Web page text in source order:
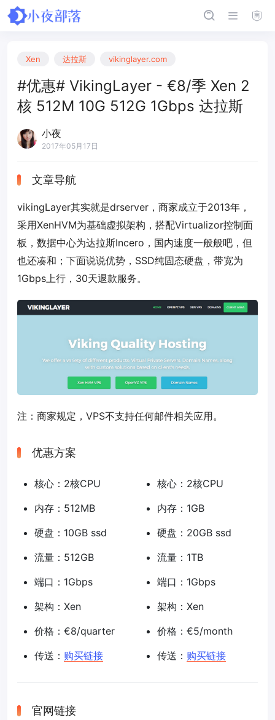
Xen 达拉斯 vikinglayer.com
#优惠# VikingLayer - €8/季 Xen 2
核 512M 10G 512G 1Gbps 达拉斯
小夜
2017年05月17日
文章导航
vikingLayer其实就是drserver，商家成立于2013年，
采用XenHVM为基础虚拟架构，搭配Virtualizor控制面
板，数据中心为达拉斯Incero，国内速度一般般吧，但
也还凑和；下面说说优势，SSD纯固态硬盘，带宽为
1Gbps上行，30天退款服务。
注：商家规定，VPS不支持任何邮件相关应用。
优惠方案
核心：2核CPU
内存：512MB
硬盘：10GB ssd
流量：512GB
端口：1Gbps
架构：Xen
价格：€8/quarter
传送： 购买链接
核心：2核CPU
内存：1GB
硬盘：20GB ssd
流量：1TB
端口：1Gbps
架构：Xen
价格：€5/month
传送： 购买链接
官网链接